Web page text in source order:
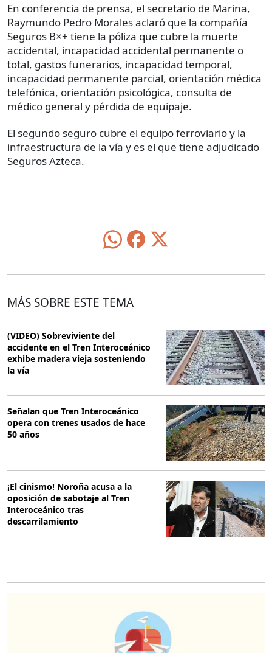
En conferencia de prensa, el secretario de Marina,
Raymundo Pedro Morales aclaró que la compañía
Seguros B×+ tiene la póliza que cubre la muerte
accidental, incapacidad accidental permanente o
total, gastos funerarios, incapacidad temporal,
incapacidad permanente parcial, orientación médica
telefónica, orientación psicológica, consulta de
médico general y pérdida de equipaje.
El segundo seguro cubre el equipo ferroviario y la
infraestructura de la vía y es el que tiene adjudicado
Seguros Azteca.
MÁS SOBRE ESTE TEMA
(VIDEO) Sobreviviente del
accidente en el Tren Interoceánico
exhibe madera vieja sosteniendo
la vía
Señalan que Tren Interoceánico
opera con trenes usados de hace
50 años
¡El cinismo! Noroña acusa a la
oposición de sabotaje al Tren
Interoceánico tras
descarrilamiento